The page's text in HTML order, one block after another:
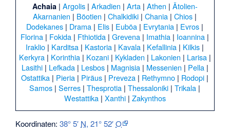
Achaia| Argolis| Arkadien | Arta| Athen | Ätolien-
Akarnanien | Böotien |Chalkidiki |Chania |Chios |
Dodekanes | Drama | Elis | Euböa | Evrytania | Evros |
Florina | Fokida | Fthiotida |Grevena | Imathia | Ioannina |
Iraklio | Karditsa | Kastoria | Kavala | Kefallinia | Kilkis |
Kerkyra| Korinthia| Kozani| Kykladen | Lakonien | Larisa|
Lasithi| Lefkada| Lesbos| Magnisia| Messenien | Pella|
Ostattika | Pieria | Piräus | Preveza | Rethymno | Rodopi |
Samos |Serres |Thesprotia |Thessaloniki |Trikala |
Westattika| Xanthi| Zakynthos
Koordinaten:38° 5′ N,21° 52′O